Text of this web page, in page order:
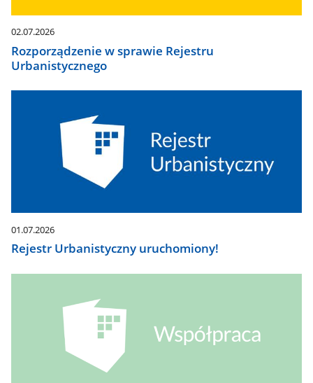
02.07.2026
Rozporządzenie w sprawie Rejestru
Urbanistycznego
01.07.2026
Rejestr Urbanistyczny uruchomiony!